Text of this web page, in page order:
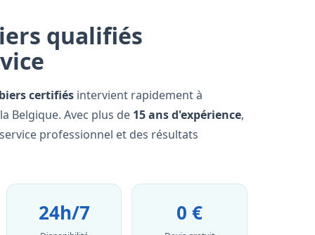
qualifiés
certifiés intervient rapidement à
Belgique. Avec plus de 15 ans d'expérience,
professionnel et des résultats
24h/7 0 €